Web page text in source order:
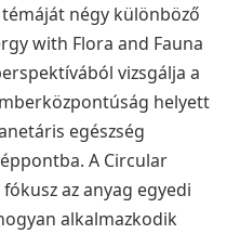
négy különböző
with Flora and Fauna
vizsgálja a
helyett
egészség
A Circular
az anyag egyedi
alkalmazkodik